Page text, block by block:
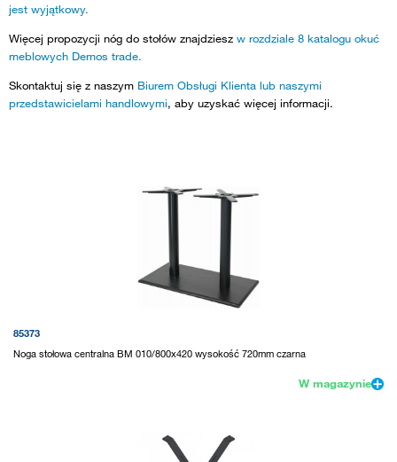
jest wyjątkowy.
Więcej propozycji nóg do stołów znajdziesz w rozdziale 8 katalogu okuć
meblowych Demos trade.
Skontaktuj się z naszym Biurem Obsługi Klienta lub naszymi
przedstawicielami handlowymi, aby uzyskać więcej informacji.
85373
Noga stołowa centralna BM 010/800x420 wysokość 720mm czarna
W magazynie